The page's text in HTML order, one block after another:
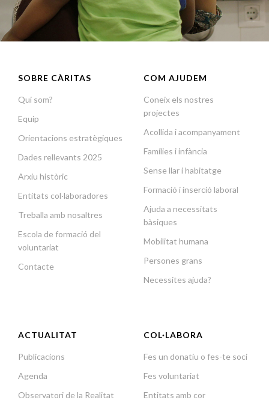
SOBRE CÀRITAS
Qui som?
Equip
Orientacions estratègiques
Dades rellevants 2025
Arxiu històric
Entitats col·laboradores
Treballa amb nosaltres
Escola de formació del
voluntariat
Contacte
COM AJUDEM
Coneix els nostres
projectes
Acollida i acompanyament
Famílies i infància
Sense llar i habitatge
Formació i inserció laboral
Ajuda a necessitats
bàsiques
Mobilitat humana
Persones grans
Necessites ajuda?
ACTUALITAT
Publicacions
Agenda
Observatori de la Realitat
COL·LABORA
Fes un donatiu o fes-te soci
Fes voluntariat
Entitats amb cor